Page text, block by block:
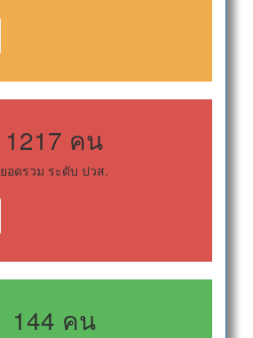
1217 คน
ยอดรวม ระดับ ปวส.
144 คน